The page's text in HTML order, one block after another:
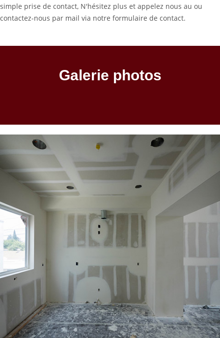
simple prise de contact, N'hésitez plus et appelez nous au ou
contactez-nous par mail via notre formulaire de contact.
Galerie photos